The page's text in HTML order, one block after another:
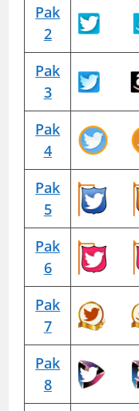
Pak
2
Pak
3
Pak
4
Pak
5
Pak
6
Pak
7
Pak
8